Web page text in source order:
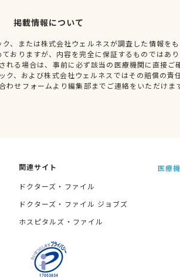
掲載情報について
、または株式会社ウェルネスが調査した情報を
おりますが、内容を完全に保証するものではあ
れる場合は、事前に必ず該当の医療機関に直接ご
ク、および株式会社ウェルネスではその賠償の責
わせフォームより編集部までご連絡をいただけま
関連サイト
ドクターズ・ファイル
ドクターズ・ファイル ジョブズ
ホスピタルズ・ファイル
医療